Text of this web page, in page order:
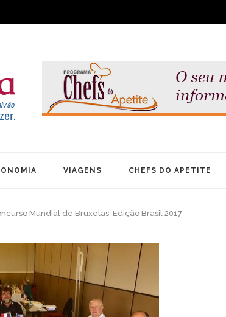
VIAGENS CHEFS DO APETITE
Mundial de Bruxelas-Edição Brasil 2017